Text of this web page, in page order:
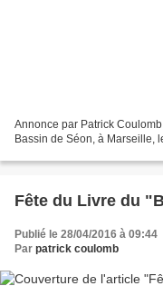
Annonce par Patrick
Bassin de Séon, à Marseille,
Fête du Livre du
Publié le 28/04/2016 à 09:44
Par patrick coulomb